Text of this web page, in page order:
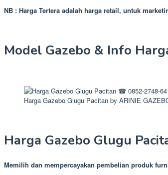
NB : Harga Tertera adalah harga retail, untuk
Model Gazebo & Info
Harga Gazebo Glugu Pacitan by ARINIE
Harga Gazebo Glugu
Memilih dan mempercayakan pembelian produk